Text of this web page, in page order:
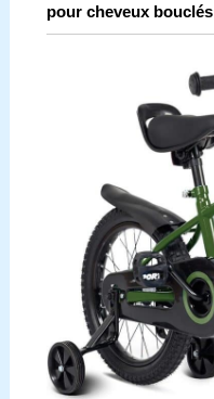
pour cheveux bouclés